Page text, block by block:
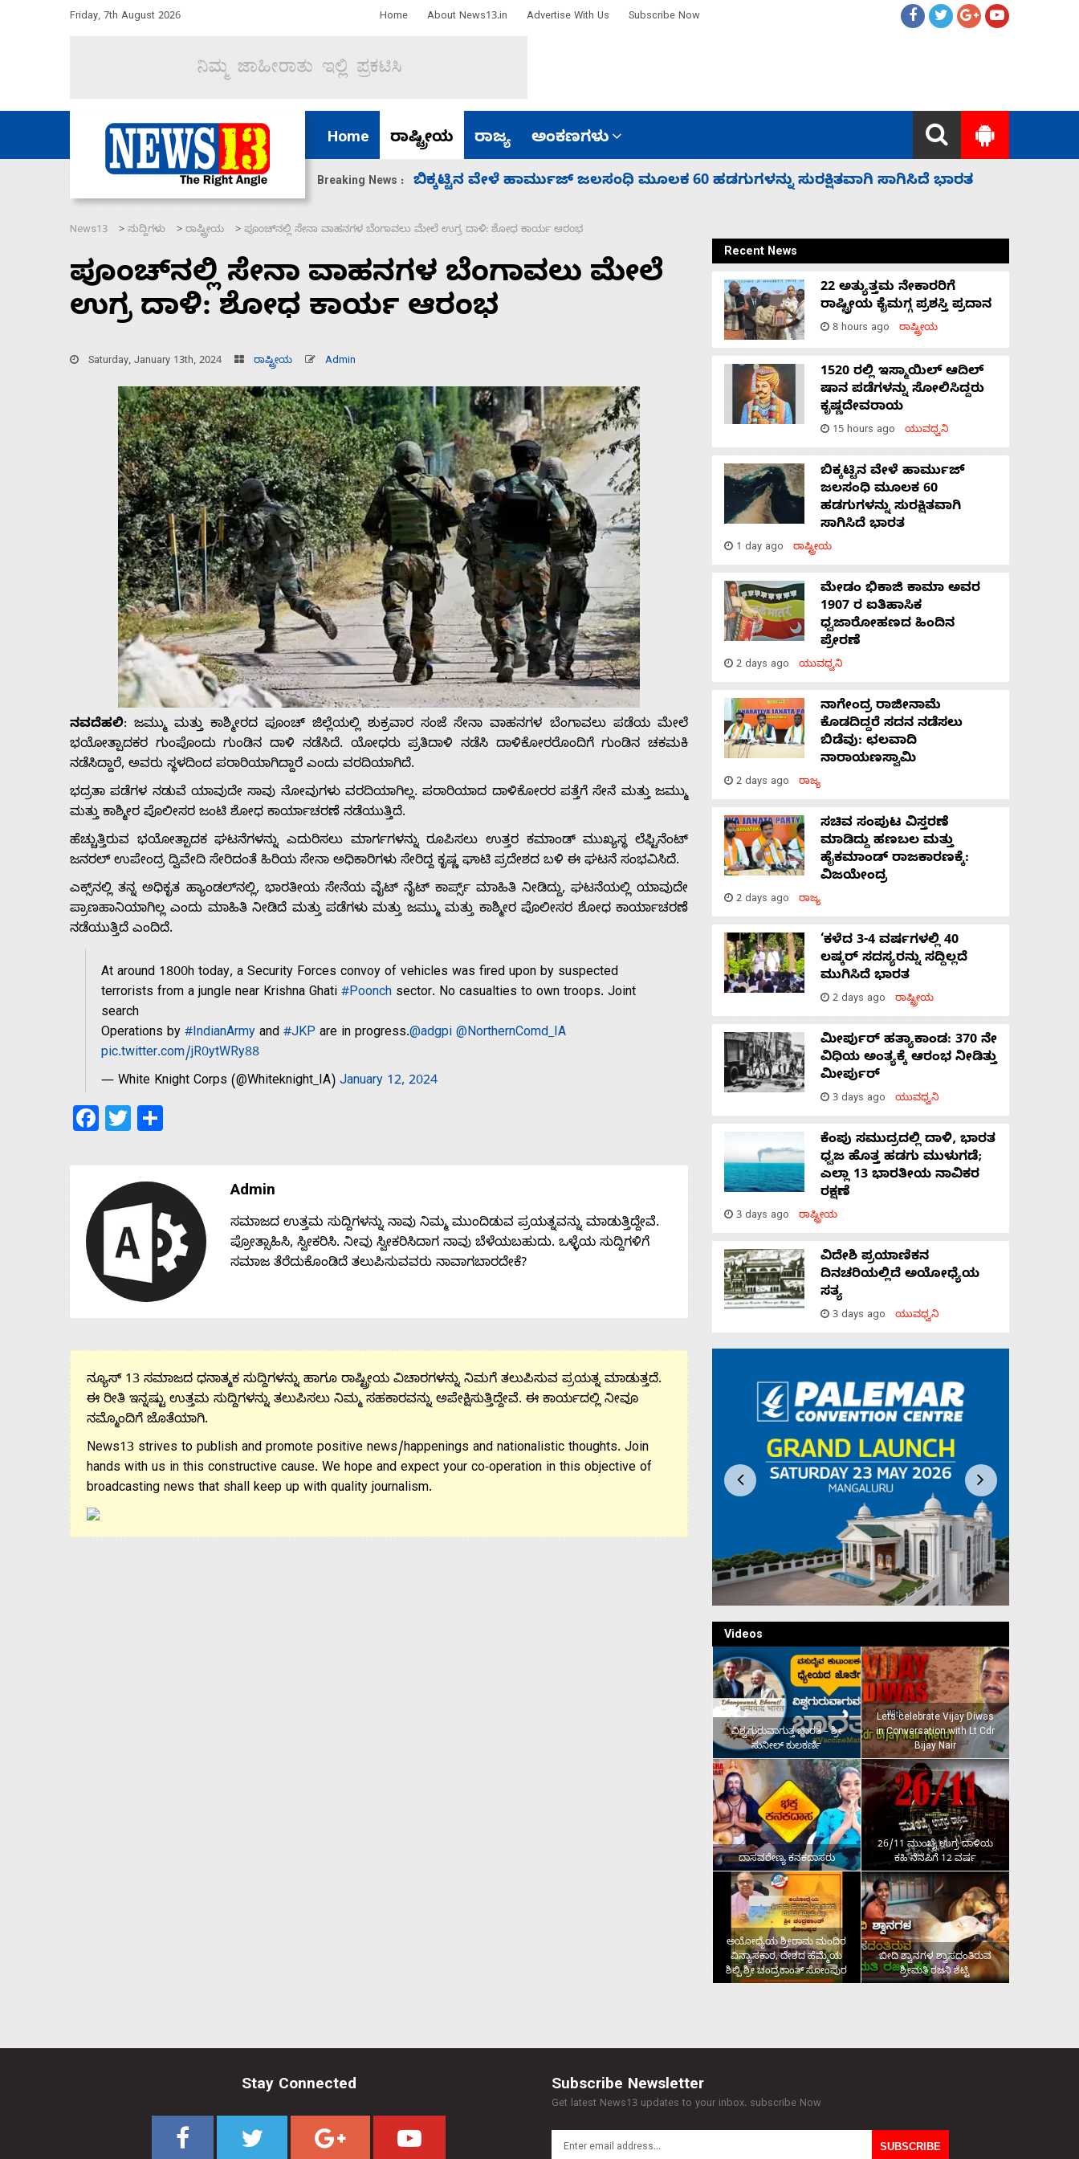
Friday, 7th August 2026 Home About News13.in Advertise With Us Subscribe Now
Home ರಾಷ್ಟ್ರೀಯ ರಾಜ್ಯ ಅಂಕಣಗಳು
Breaking News :
ಮೂಲಕ 60 ಹಡಗುಗಳನ್ನು ಸುರಕ್ಷಿತವಾಗಿ ಸಾಗಿಸಿದೆ ಭಾರತ ನಾಗೇಂದ್ರ ರಾಜೀನಾಮೆ ಕೊಡದಿದ್ದರೆ ಸದನ ನಡೆಸಲು ಬಿಡೆವು: ಛಲವಾದಿ ನಾರಾಯಣಸ್ವಾಮಿ
Advertise
Contact
News13 > ಸುದ್ದಿಗಳು > ರಾಷ್ಟ್ರೀಯ > ಪೂಂಚ್‌ನಲ್ಲಿ ಸೇನಾ ವಾಹನಗಳ ಬೆಂಗಾವಲು ಮೇಲೆ ಉಗ್ರ ದಾಳಿ: ಶೋಧ ಕಾರ್ಯ ಆರಂಭ
ಪೂಂಚ್‌ನಲ್ಲಿ ಸೇನಾ ವಾಹನಗಳ ಬೆಂಗಾವಲು ಮೇಲೆ
ಉಗ್ರ ದಾಳಿ: ಶೋಧ ಕಾರ್ಯ ಆರಂಭ
Saturday, January 13th, 2024 ರಾಷ್ಟ್ರೀಯ Admin
ನವದೆಹಲಿ: ಜಮ್ಮು ಮತ್ತು ಕಾಶ್ಮೀರದ ಪೂಂಚ್ ಜಿಲ್ಲೆಯಲ್ಲಿ ಶುಕ್ರವಾರ ಸಂಜೆ ಸೇನಾ ವಾಹನಗಳ ಬೆಂಗಾವಲು ಪಡೆಯ ಮೇಲೆ
ಭಯೋತ್ಪಾದಕರ ಗುಂಪೊಂದು ಗುಂಡಿನ ದಾಳಿ ನಡೆಸಿದೆ. ಯೋಧರು ಪ್ರತಿದಾಳಿ ನಡೆಸಿ ದಾಳಿಕೋರರೊಂದಿಗೆ ಗುಂಡಿನ ಚಕಮಕಿ
ನಡೆಸಿದ್ದಾರೆ, ಅವರು ಸ್ಥಳದಿಂದ ಪರಾರಿಯಾಗಿದ್ದಾರೆ ಎಂದು ವರದಿಯಾಗಿದೆ.
ಭದ್ರತಾ ಪಡೆಗಳ ನಡುವೆ ಯಾವುದೇ ಸಾವು ನೋವುಗಳು ವರದಿಯಾಗಿಲ್ಲ. ಪರಾರಿಯಾದ ದಾಳಿಕೋರರ ಪತ್ತೆಗೆ ಸೇನೆ ಮತ್ತು ಜಮ್ಮು
ಮತ್ತು ಕಾಶ್ಮೀರ ಪೊಲೀಸರ ಜಂಟಿ ಶೋಧ ಕಾರ್ಯಾಚರಣೆ ನಡೆಯುತ್ತಿದೆ.
ಹೆಚ್ಚುತ್ತಿರುವ ಭಯೋತ್ಪಾದಕ ಘಟನೆಗಳನ್ನು ಎದುರಿಸಲು ಮಾರ್ಗಗಳನ್ನು ರೂಪಿಸಲು ಉತ್ತರ ಕಮಾಂಡ್ ಮುಖ್ಯಸ್ಥ ಲೆಫ್ಟಿನೆಂಟ್
ಜನರಲ್ ಉಪೇಂದ್ರ ದ್ವಿವೇದಿ ಸೇರಿದಂತೆ ಹಿರಿಯ ಸೇನಾ ಅಧಿಕಾರಿಗಳು ಸೇರಿದ್ದ ಕೃಷ್ಣ ಘಾಟಿ ಪ್ರದೇಶದ ಬಳಿ ಈ ಘಟನೆ ಸಂಭವಿಸಿದೆ.
ಎಕ್ಸ್‌ನಲ್ಲಿ ತನ್ನ ಅಧಿಕೃತ ಹ್ಯಾಂಡಲ್‌ನಲ್ಲಿ, ಭಾರತೀಯ ಸೇನೆಯ ವೈಟ್ ನೈಟ್ ಕಾರ್ಪ್ಸ್ ಮಾಹಿತಿ ನೀಡಿದ್ದು, ಘಟನೆಯಲ್ಲಿ ಯಾವುದೇ
ಪ್ರಾಣಹಾನಿಯಾಗಿಲ್ಲ ಎಂದು ಮಾಹಿತಿ ನೀಡಿದೆ ಮತ್ತು ಪಡೆಗಳು ಮತ್ತು ಜಮ್ಮು ಮತ್ತು ಕಾಶ್ಮೀರ ಪೊಲೀಸರ ಶೋಧ ಕಾರ್ಯಾಚರಣೆ
ನಡೆಯುತ್ತಿದೆ ಎಂದಿದೆ.
At around 1800h today, a Security Forces convoy of vehicles was fired upon by suspected
terrorists from a jungle near Krishna Ghati#Poonch sector. No casualties to own troops. Joint
search
Operations by#IndianArmy and#JKP are in progress.@adgpi @NorthernComd_IA
pic.twitter.com/jR0ytWRy88
— White Knight Corps (@Whiteknight_IA)January 12, 2024
Facebook
Twitter
Admin
ಸಮಾಜದ ಉತ್ತಮ ಸುದ್ದಿಗಳನ್ನು ನಾವು ನಿಮ್ಮ ಮುಂದಿಡುವ ಪ್ರಯತ್ನವನ್ನು ಮಾಡುತ್ತಿದ್ದೇವೆ.
ಪ್ರೋತ್ಸಾಹಿಸಿ, ಸ್ವೀಕರಿಸಿ. ನೀವು ಸ್ವೀಕರಿಸಿದಾಗ ನಾವು ಬೆಳೆಯಬಹುದು. ಒಳ್ಳೆಯ ಸುದ್ದಿಗಳಿಗೆ
ಸಮಾಜ ತೆರೆದುಕೊಂಡಿದೆ ತಲುಪಿಸುವವರು ನಾವಾಗಬಾರದೇಕೆ?
ನ್ಯೂಸ್ 13 ಸಮಾಜದ ಧನಾತ್ಮಕ ಸುದ್ದಿಗಳನ್ನು ಹಾಗೂ ರಾಷ್ಟ್ರೀಯ ವಿಚಾರಗಳನ್ನು ನಿಮಗೆ ತಲುಪಿಸುವ ಪ್ರಯತ್ನ ಮಾಡುತ್ತದೆ.
ಈ ರೀತಿ ಇನ್ನಷ್ಟು ಉತ್ತಮ ಸುದ್ದಿಗಳನ್ನು ತಲುಪಿಸಲು ನಿಮ್ಮ ಸಹಕಾರವನ್ನು ಅಪೇಕ್ಷಿಸುತ್ತಿದ್ದೇವೆ. ಈ ಕಾರ್ಯದಲ್ಲಿ ನೀವೂ
ನಮ್ಮೊಂದಿಗೆ ಜೊತೆಯಾಗಿ.
News13 strives to publish and promote positive news/happenings and nationalistic thoughts. Join
hands with us in this constructive cause. We hope and expect your co-operation in this objective of
broadcasting news that shall keep up with quality journalism.
Recent News
22 ಅತ್ಯುತ್ತಮ ನೇಕಾರರಿಗೆ
ರಾಷ್ಟ್ರೀಯ ಕೈಮಗ್ಗ ಪ್ರಶಸ್ತಿ ಪ್ರದಾನ
8 hours ago ರಾಷ್ಟ್ರೀಯ
1520 ರಲ್ಲಿ ಇಸ್ಮಾಯಿಲ್ ಆದಿಲ್
ಷಾನ ಪಡೆಗಳನ್ನು ಸೋಲಿಸಿದ್ದರು
ಕೃಷ್ಣದೇವರಾಯ
15 hours ago ಯುವಧ್ವನಿ
ಬಿಕ್ಕಟ್ಟಿನ ವೇಳೆ ಹಾರ್ಮುಜ್
ಜಲಸಂಧಿ ಮೂಲಕ 60
ಹಡಗುಗಳನ್ನು ಸುರಕ್ಷಿತವಾಗಿ
ಸಾಗಿಸಿದೆ ಭಾರತ
1 day ago ರಾಷ್ಟ್ರೀಯ
ಮೇಡಂ ಭಿಕಾಜಿ ಕಾಮಾ ಅವರ
1907 ರ ಐತಿಹಾಸಿಕ
ಧ್ವಜಾರೋಹಣದ ಹಿಂದಿನ
ಪ್ರೇರಣೆ
2 days ago ಯುವಧ್ವನಿ
ನಾಗೇಂದ್ರ ರಾಜೀನಾಮೆ
ಕೊಡದಿದ್ದರೆ ಸದನ ನಡೆಸಲು
ಬಿಡೆವು: ಛಲವಾದಿ
ನಾರಾಯಣಸ್ವಾಮಿ
2 days ago ರಾಜ್ಯ
ಸಚಿವ ಸಂಪುಟ ವಿಸ್ತರಣೆ
ಮಾಡಿದ್ದು ಹಣಬಲ ಮತ್ತು
ಹೈಕಮಾಂಡ್ ರಾಜಕಾರಣಕ್ಕೆ:
ವಿಜಯೇಂದ್ರ
2 days ago ರಾಜ್ಯ
‘ಕಳೆದ 3-4 ವರ್ಷಗಳಲ್ಲಿ 40
ಲಷ್ಕರ್ ಸದಸ್ಯರನ್ನು ಸದ್ದಿಲ್ಲದೆ
ಮುಗಿಸಿದೆ ಭಾರತ
2 days ago ರಾಷ್ಟ್ರೀಯ
ಮೀರ್ಪುರ್ ಹತ್ಯಾಕಾಂಡ: 370 ನೇ
ವಿಧಿಯ ಅಂತ್ಯಕ್ಕೆ ಆರಂಭ ನೀಡಿತ್ತು
ಮೀರ್ಪುರ್
3 days ago ಯುವಧ್ವನಿ
ಕೆಂಪು ಸಮುದ್ರದಲ್ಲಿ ದಾಳಿ, ಭಾರತ
ಧ್ವಜ ಹೊತ್ತ ಹಡಗು ಮುಳುಗಡೆ;
ಎಲ್ಲಾ 13 ಭಾರತೀಯ ನಾವಿಕರ
ರಕ್ಷಣೆ
3 days ago ರಾಷ್ಟ್ರೀಯ
ವಿದೇಶಿ ಪ್ರಯಾಣಿಕನ
ದಿನಚರಿಯಲ್ಲಿದೆ ಅಯೋಧ್ಯೆಯ
ಸತ್ಯ
3 days ago ಯುವಧ್ವನಿ
Videos
ವಿಶ್ವಗುರುವಾಗುತ್ತ ಭಾರತ – ಶ್ರೀ
ಸುನೀಲ್‌ ಕುಲಕರ್ಣಿ
Lets celebrate Vijay Diwas
in Conversation with Lt Cdr
Bijay Nair
ದಾಸವರೇಣ್ಯ ಕನಕದಾಸರು
26/11 ಮುಂಬೈ ಉಗ್ರ ದಾಳಿಯ
ಕಹಿ ನೆನಪಿಗೆ 12 ವರ್ಷ
ಅಯೋಧ್ಯೆಯ ಶ್ರೀರಾಮ ಮಂದಿರ
ವಿನ್ಯಾಸಕಾರ, ದೇಶದ ಹೆಮ್ಮೆಯ
ಶಿಲ್ಪಿ ಶ್ರೀ ಚಂದ್ರಕಾಂತ್‌ ಸೋಂಪುರ
ಬೀದಿ ಶ್ವಾನಗಳ ಶ್ವಾಸದಂತಿರುವ
ಶ್ರೀಮತಿ ರಜನಿ ಶೆಟ್ಟಿ
Stay Connected Subscribe Newsletter
Get latest News13 updates to your inbox. subscribe Now